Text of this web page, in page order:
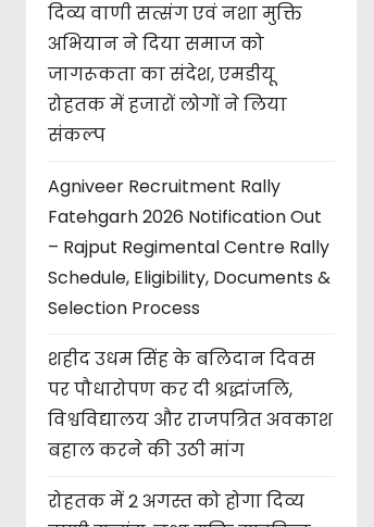
दिव्य वाणी सत्संग एवं नशा मुक्ति
अभियान ने दिया समाज को
जागरूकता का संदेश, एमडीयू
रोहतक में हजारों लोगों ने लिया
संकल्प
Agniveer Recruitment Rally
Fatehgarh 2026 Notification Out
– Rajput Regimental Centre Rally
Schedule, Eligibility, Documents &
Selection Process
शहीद उधम सिंह के बलिदान दिवस
पर पौधारोपण कर दी श्रद्धांजलि,
विश्वविद्यालय और राजपत्रित अवकाश
बहाल करने की उठी मांग
रोहतक में 2 अगस्त को होगा दिव्य